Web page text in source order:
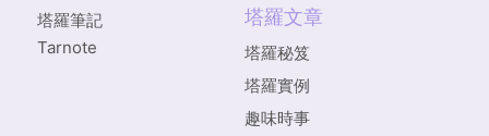
塔羅筆記
Tarnote
塔羅文章
塔羅秘笈
塔羅實例
趣味時事